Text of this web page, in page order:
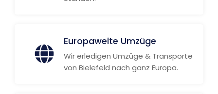
Europaweite Umzüge
Wir erledigen Umzüge & Transporte
von Bielefeld nach ganz Europa.